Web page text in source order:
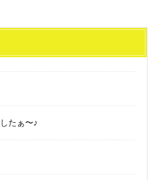
たぁ〜♪